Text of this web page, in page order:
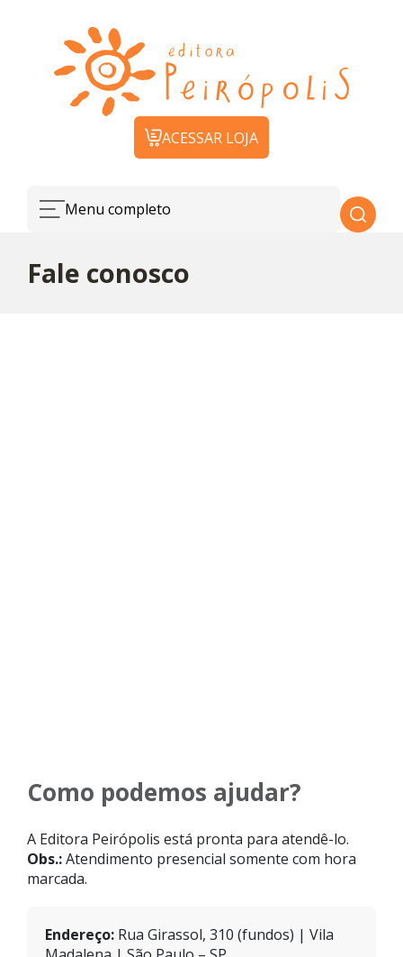
ACESSAR LOJA
Menu completo
Fale conosco
Como podemos ajudar?
A Editora Peirópolis está pronta para atendê-lo.
Obs.:Atendimento presencial somente com hora
marcada.
Endereço: Rua Girassol, 310 (fundos) | Vila